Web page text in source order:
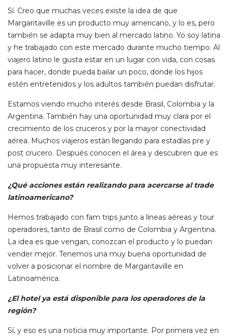
Sí. Creo que muchas veces existe la idea de que
Margaritaville es un producto muy americano, y lo es, pero
también se adapta muy bien al mercado latino. Yo soy latina
y he trabajado con este mercado durante mucho tiempo. Al
viajero latino le gusta estar en un lugar con vida, con cosas
para hacer, donde pueda bailar un poco, donde los hijos
estén entretenidos y los adultos también puedan disfrutar.
Estamos viendo mucho interés desde Brasil, Colombia y la
Argentina. También hay una oportunidad muy clara por el
crecimiento de los cruceros y por la mayor conectividad
aérea. Muchos viajeros están llegando para estadías pre y
post crucero. Después conocen el área y descubren que es
una propuesta muy interesante.
¿Qué acciones están realizando para acercarse al trade
latinoamericano?
Hemos trabajado con fam trips junto a líneas aéreas y tour
operadores, tanto de Brasil como de Colombia y Argentina.
La idea es que vengan, conozcan el producto y lo puedan
vender mejor. Tenemos una muy buena oportunidad de
volver a posicionar el nombre de Margaritaville en
Latinoamérica.
¿El hotel ya está disponible para los operadores de la
región?
Sí, y eso es una noticia muy importante. Por primera vez en